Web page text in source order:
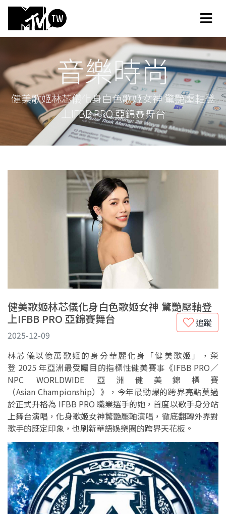
音樂時尚
健美歌姬林芯儀化身白色歌姬女神 驚艷壓軸登
上IFBB PRO 亞錦賽舞台
健美歌姬林芯儀化身白色歌姬女神 驚艷壓軸登
上IFBB PRO 亞錦賽舞台
追蹤
2025-12-09
林芯儀以億萬歌姬的身分華麗化身「健美歌姬」，榮
登 2025 年亞洲最受矚目的指標性健美賽事《IFBB PRO／
NPC WORLDWIDE 亞洲健美錦標賽
（Asian Championship）》，今年最勁爆的跨界亮點莫過
於正式升格為 IFBB PRO 職業選手的她，首度以歌手身分站
上舞台演唱，化身歌姬女神驚艷壓軸演唱，徹底翻轉外界對
歌手的既定印象，也刷新華語娛樂圈的跨界天花板。